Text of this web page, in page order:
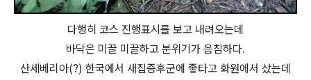
다행히 코스 진행표시를 보고 내려오는데
바닥은 미끌 미끌하고 분위기가 음침하다.
산세베리아(?) 한국에서 새집증후군에 좋타고 화원에서 샀는데